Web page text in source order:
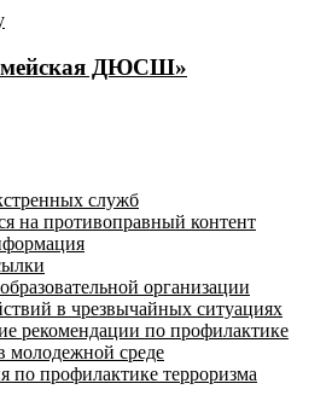
ДЮСШ»
служб
на противоправный контент
организации
в чрезвычайных ситуациях
рекомендации по профилактике
молодежной среде
по профилактике терроризма